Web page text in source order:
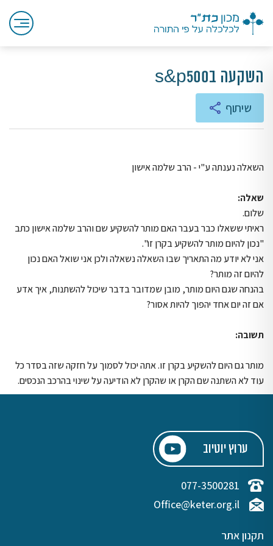
השקעה בs&p500
שיתוף
השאלה נענתה ע"י - הרב שלמה אישון
שאלה:
שלום.
ראיתי ששאלו כבר בעבר האם מותר להשקיע שם והרב שלמה אישון כתב
"נכון להיום מותר להשקיע בקרן זו".
אני לא יודע מה התאריך שבו השאלה נשאלה ולכן אני שואל האם נכון
להיום זה מותר?
בהנחה שגם היום מותר, מובן שמדובר בדבר שיכול להשתנות, איך אדע
אם זה יום אחד יהפוך להיות אסור?
תשובה:
מותר גם היום להשקיע בקרן זו. אתה יכול לסמוך על חזקה שזה בסדר כל
עוד לא השתנה שם הקרן או שהקרן לא הודיעה על שינוי בהרכב הנכסים.
ערוץ יוטיוב
077-3500281
Office@keter.org.il
תקנון אתר